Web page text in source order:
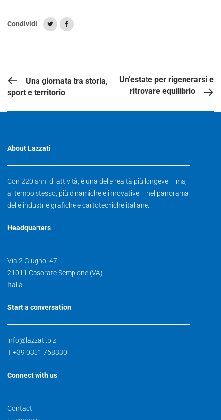
Condividi
ARTICOLO PRECEDENTE
Una giornata tra storia,
sport e territorio
Un’estate per rigenerarsi e
ritrovare equilibrio
About Lazzati
Con 220 anni di attività, è una delle realtà più longeve – ma,
al tempo stesso, più dinamiche e innovative – nel panorama
delle industrie grafiche e cartotecniche italiane.
Headquarters
Via 2 Giugno, 47
21011 Casorate Sempione (VA)
Italia
Start a conversation
info@lazzati.biz
T +39 0331 768330
Connect with us
Contact